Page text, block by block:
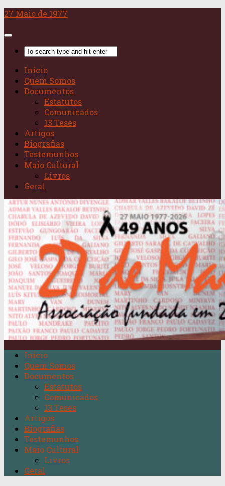
Skip
content
27 Maio de 1977
Início
Quem Somos
Documentos
Estatutos
Comunicados
13 Teses
Artigos
Biografias
Testemunhos
Maio Cultural
Livros
Geral
Início
Quem Somos
Documentos
Estatutos
Comunicados
13 Teses
Artigos
Biografias
Testemunhos
Maio Cultural
Livros
Geral